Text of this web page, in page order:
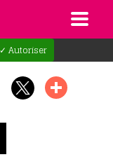
✓ Autoriser